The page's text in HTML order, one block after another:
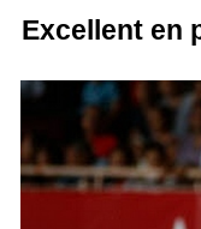
Excellent en